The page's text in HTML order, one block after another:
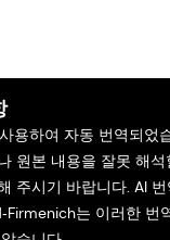
용하여 자동 번역되었
원본 내용을 잘못 해
주시기 바랍니다. AI
는 이러한